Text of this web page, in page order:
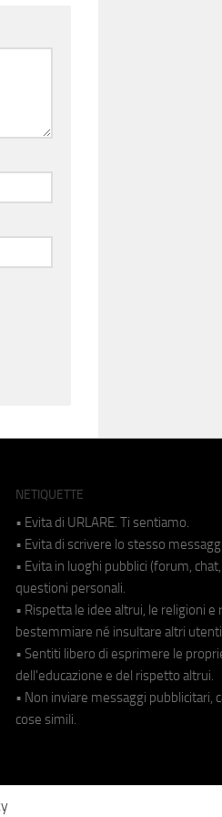
NETIQUETTE
• Evita di URLARE. Ti sentiamo.
• Evita di scrivere lo stesso
• Evita in luoghi pubblici (forum,
questioni personali.
• Rispetta le idee altrui, le religioni e
bestemmiare né insultare altri
• Sentiti libero di esprimere le
dell'educazione e del rispetto altrui.
• Non inviare messaggi pubblicitari,
cose simili.